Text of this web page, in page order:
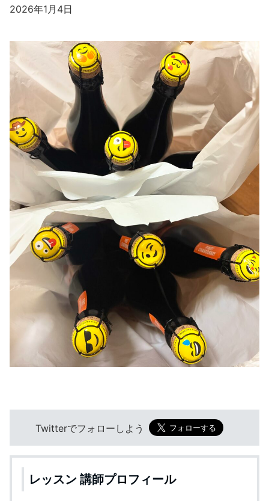
2026年1月4日
Twitterでフォローしよう
レッスン 講師プロフィール